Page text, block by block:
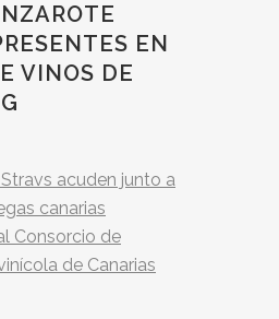
EN
VINOS DE
acuden junto a
canarias
Consorcio de
de Canarias